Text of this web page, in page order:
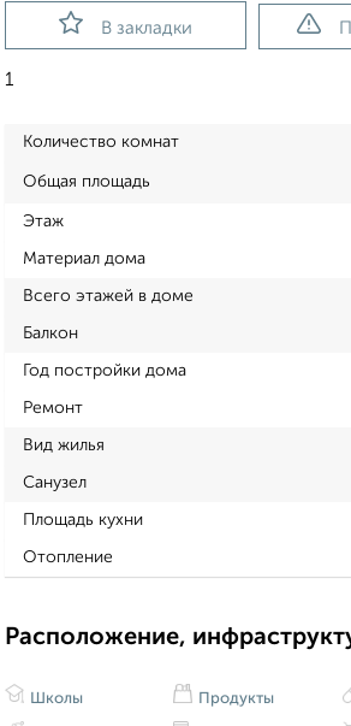
В закладки
1
Количество комнат
Общая площадь
Этаж
Материал дома
Всего этажей в доме
Балкон
Год постройки дома
Ремонт
Вид жилья
Санузел
Площадь кухни
Отопление
Расположение,
Школы Продукты